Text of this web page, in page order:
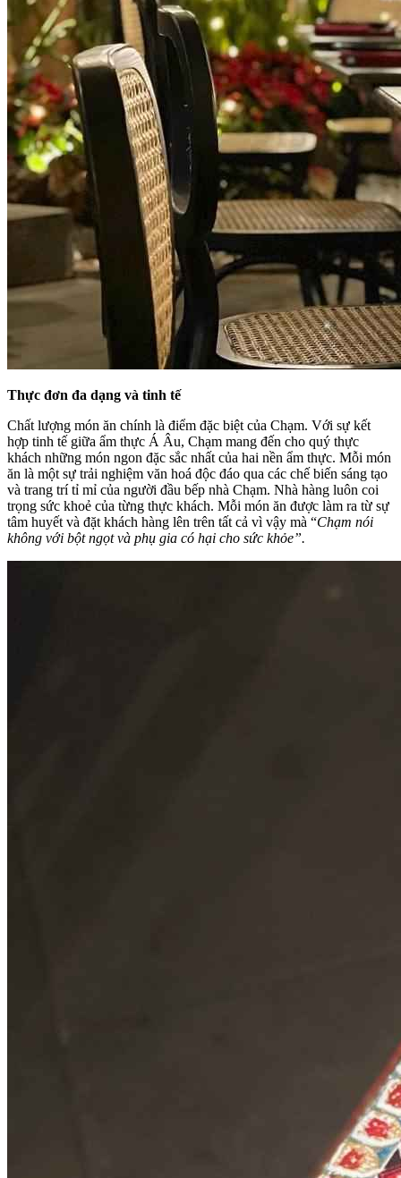
Thực đơn đa dạng và tinh tế
Chất lượng món ăn chính là điểm đặc biệt của Chạm. Với sự kết
hợp tinh tế giữa ẩm thực Á Âu, Chạm mang đến cho quý thực
khách những món ngon đặc sắc nhất của hai nền ẩm thực. Mỗi món
ăn là một sự trải nghiệm văn hoá độc đáo qua các chế biến sáng tạo
và trang trí tỉ mỉ của người đầu bếp nhà Chạm. Nhà hàng luôn coi
trọng sức khoẻ của từng thực khách. Mỗi món ăn được làm ra từ sự
tâm huyết và đặt khách hàng lên trên tất cả vì vậy mà “Chạm nói
không với bột ngọt và phụ gia có hại cho sức khỏe”.